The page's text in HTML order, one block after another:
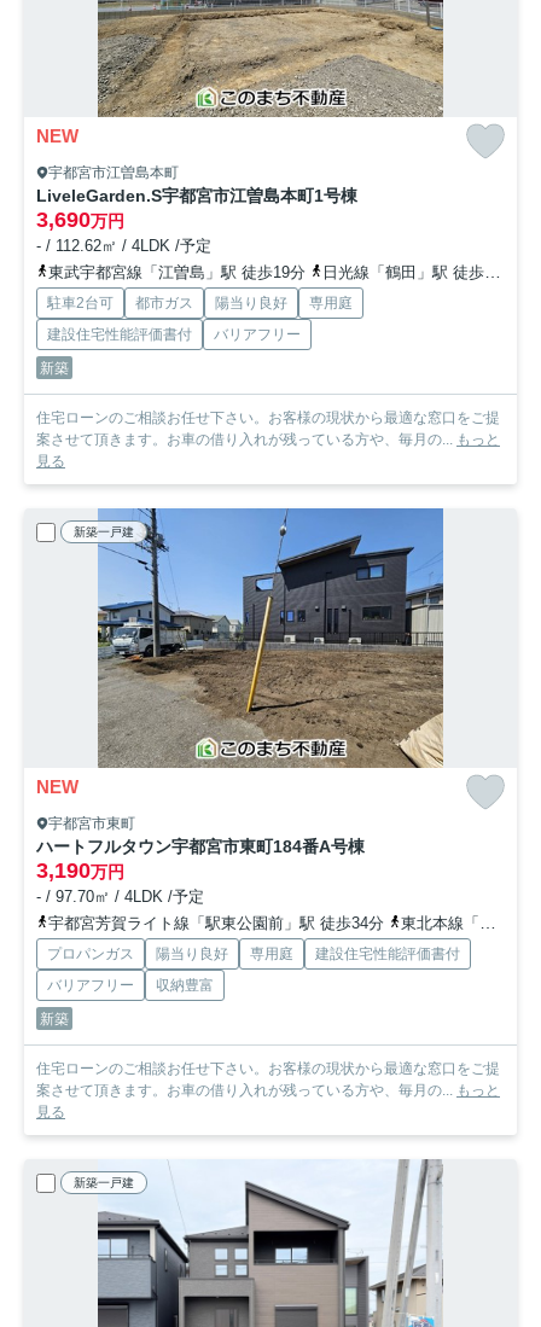
NEW
宇都宮市江曽島本町
LiveleGarden.S宇都宮市江曽島本町1号棟
3,690万円
- / 112.62㎡ / 4LDK /予定
東武宇都宮線「江曽島」駅 徒歩19分
日光線「鶴田」駅 徒歩32分
駐車2台可 都市ガス 陽当り良好
専用庭
建設住宅性能評価書付
バリアフリー
新築
住宅ローンのご相談お任せ下さい。お客様の現状から最適な窓口をご提
案させて頂きます。お車の借り入れが残っている方や、毎月の...
もっと
見る
新築一戸建
NEW
宇都宮市東町
ハートフルタウン宇都宮市東町184番A号棟
3,190万円
- / 97.70㎡ / 4LDK /予定
宇都宮芳賀ライト線「駅東公園前」駅 徒歩34分
東北本線「宇都宮」駅 徒歩40分
プロパンガス 陽当り良好 専用庭
建設住宅性能評価書付
バリアフリー
収納豊富
新築
住宅ローンのご相談お任せ下さい。お客様の現状から最適な窓口をご提
案させて頂きます。お車の借り入れが残っている方や、毎月の... もっと
見る
新築一戸建